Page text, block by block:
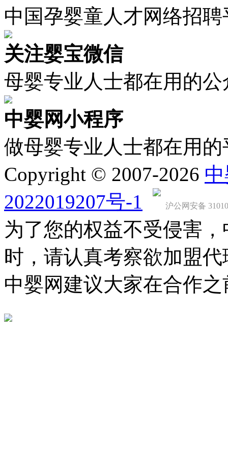
中国孕婴童人才网络招聘
关注婴宝微信
母婴专业人士都在用的公
中婴网小程序
做母婴专业人士都在用的
Copyright © 2007-2026
2022019207号-1
沪公网安备
为了您的权益不受侵害
时，请认真考察欲加盟
中婴网建议大家在合作